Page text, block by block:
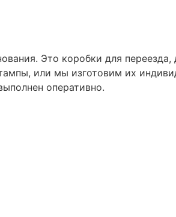
Это коробки для
или мы изготовим их
оперативно.